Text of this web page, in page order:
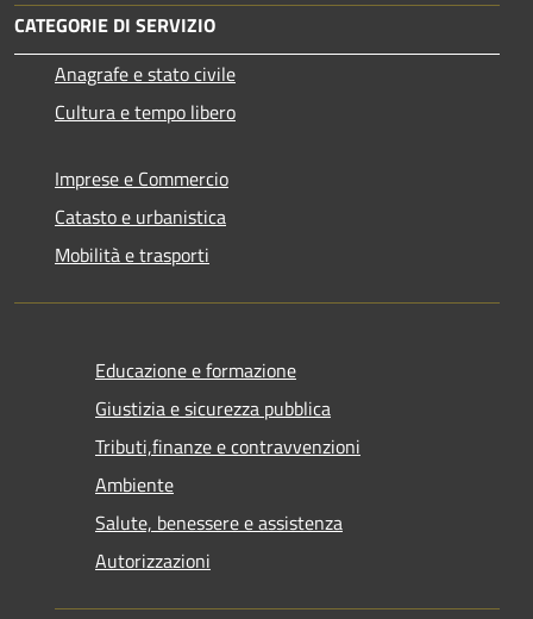
CATEGORIE DI SERVIZIO
Anagrafe e stato civile
Cultura e tempo libero
Imprese e Commercio
Catasto e urbanistica
Mobilità e trasporti
Educazione e formazione
Giustizia e sicurezza pubblica
Tributi,finanze e contravvenzioni
Ambiente
Salute, benessere e assistenza
Autorizzazioni